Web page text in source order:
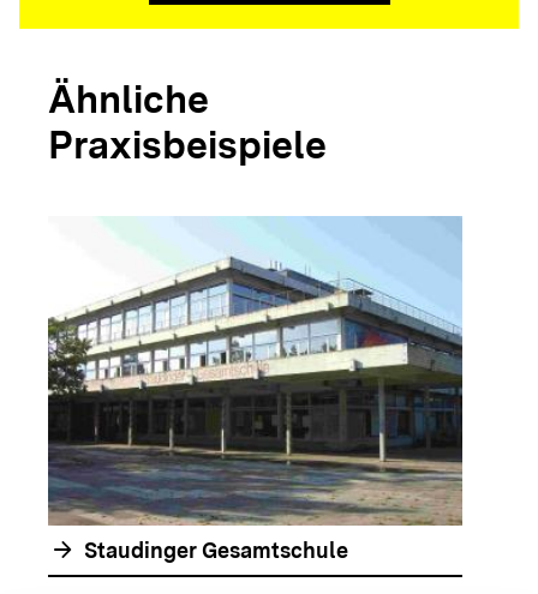
Ähnliche
Praxisbeispiele
arrow_forward Staudinger Gesamtschule